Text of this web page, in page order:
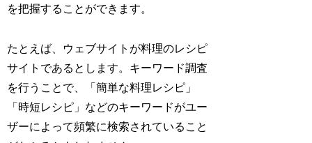
を把握することができます。
たとえば、ウェブサイトが料理のレシピ
サイトであるとします。キーワード調査
を行うことで、「簡単な料理レシピ」
「時短レシピ」などのキーワードがユー
ザーによって頻繁に検索されていること